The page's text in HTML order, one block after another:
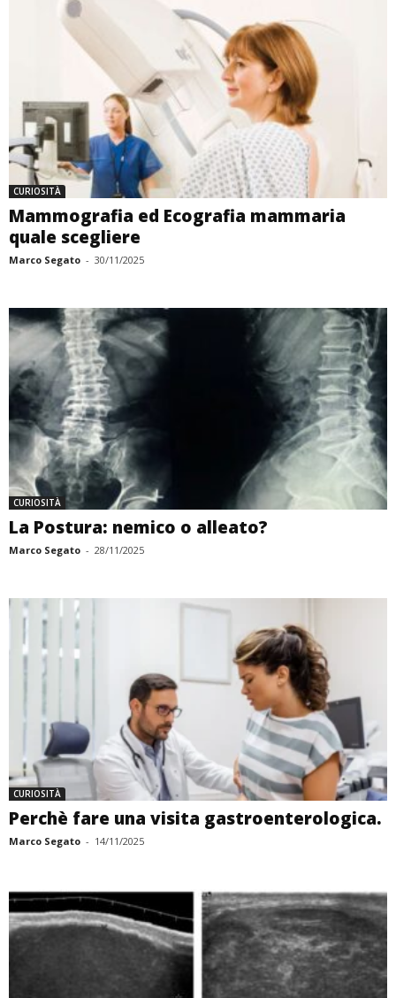
CURIOSITÀ
Mammografia ed Ecografia mammaria
quale scegliere
Marco Segato - 30/11/2025
CURIOSITÀ
La Postura: nemico o alleato?
Marco Segato - 28/11/2025
CURIOSITÀ
Perchè fare una visita gastroenterologica.
Marco Segato - 14/11/2025